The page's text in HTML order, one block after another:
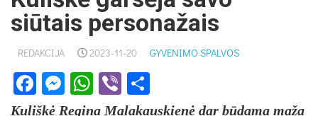
siūtais personažais
REDAKCIJA 2023-11-20 GYVENIMO SPALVOS
Facebook
Messenger
WhatsApp
Viber
Kuliškė Regina Malakauskienė dar būdama maža